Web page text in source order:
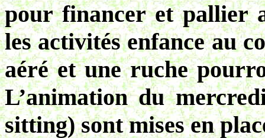
pour financer et pallier
les activités enfance au
aéré et une ruche
L’animation du
sitting) sont mises en